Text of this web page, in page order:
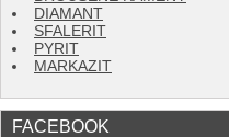
DIAMANT
SFALERIT
PYRIT
MARKAZIT
FACEBOOK